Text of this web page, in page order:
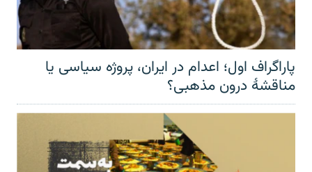
پاراگراف اول؛ اعدام در ایران، پروژه سیاسی یا
مناقشهٔ درون مذهبی؟